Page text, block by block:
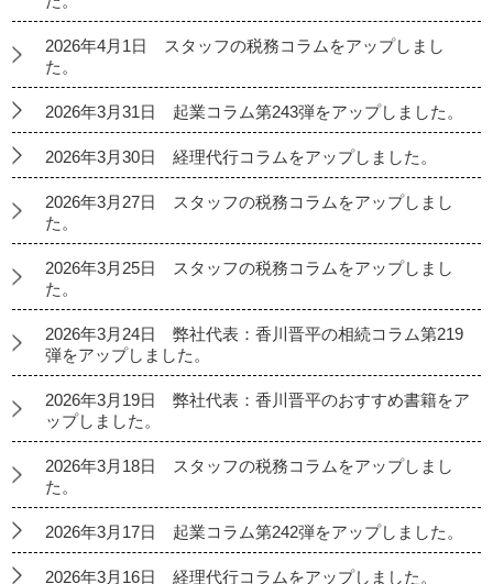
2026年4月1日 スタッフの税務コラムをアップしまし
た。
2026年3月31日 起業コラム第243弾をアップしました。
2026年3月30日 経理代行コラムをアップしました。
2026年3月27日 スタッフの税務コラムをアップしまし
た。
2026年3月25日 スタッフの税務コラムをアップしまし
た。
2026年3月24日 弊社代表：香川晋平の相続コラム第219
弾をアップしました。
2026年3月19日 弊社代表：香川晋平のおすすめ書籍をア
ップしました。
2026年3月18日 スタッフの税務コラムをアップしまし
た。
2026年3月17日 起業コラム第242弾をアップしました。
2026年3月16日 経理代行コラムをアップしました。